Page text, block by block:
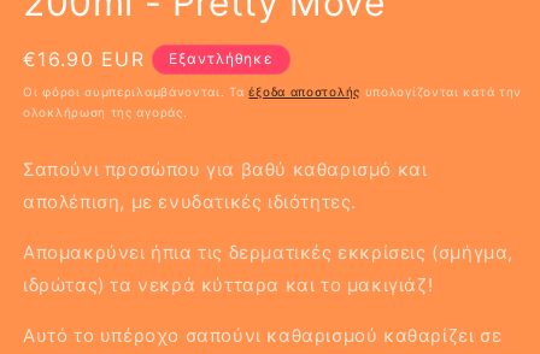
Κανονική
τιμή
€16.90 EUR Εξαντλήθηκε
Οι φόροι συμπεριλαμβάνονται. Ταέξοδα αποστολής υπολογίζονται κατά την
ολοκλήρωση της αγοράς.
Σαπούνι προσώπου για βαθύ καθαρισμό και
απολέπιση, με ενυδατικές ιδιότητες.
Απομακρύνει ήπια τις δερματικές εκκρίσεις (σμήγμα,
ιδρώτας) τα νεκρά κύτταρα και το μακιγιάζ!
Αυτό το υπέροχο σαπούνι καθαρισμού καθαρίζει σε